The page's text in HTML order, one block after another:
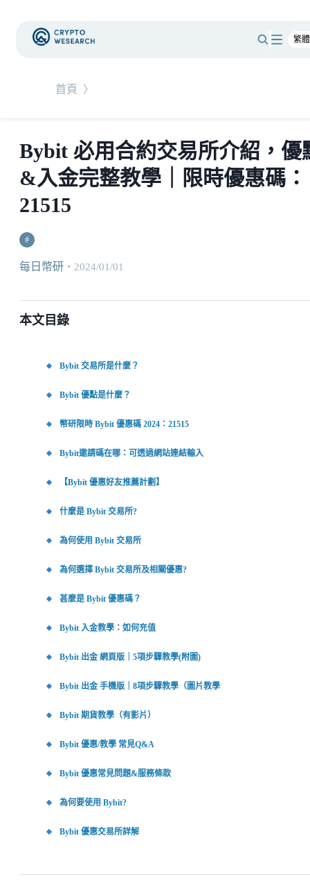
首頁 〉
Bybit 必用合約交易所介紹，優
&入金完整教學｜限時優惠碼：
21515
#
每日幣研 ・ 2024/01/01
本文目錄
Bybit 交易所是什麼？
Bybit 優點是什麼？
幣研限時 Bybit 優惠碼 2024：21515
Bybit邀請碼在哪：可透過網站連結輸入
【Bybit 優惠好友推薦計劃】
什麼是 Bybit 交易所?
為何使用 Bybit 交易所
為何選擇 Bybit 交易所及相關優惠?
甚麼是 Bybit 優惠碼？
Bybit 入金教學：如何充值
Bybit 出金 網頁版｜5項步驟教學(附圖)
Bybit 出金 手機版｜8項步驟教學（圖片教學
Bybit 期貨教學（有影片）
Bybit 優惠/教學 常見Q&A
Bybit 優惠常見問題&服務條款
為何要使用 Bybit?
Bybit 優惠交易所詳解